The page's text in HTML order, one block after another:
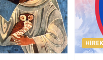
HÍREK